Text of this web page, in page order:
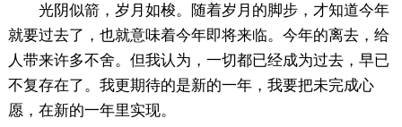
光阴似箭，岁月如梭。随着岁月的脚步，才知道今年
就要过去了，也就意味着今年即将来临。今年的离去，给
人带来许多不舍。但我认为，一切都已经成为过去，早已
不复存在了。我更期待的是新的一年，我要把未完成心
愿，在新的一年里实现。